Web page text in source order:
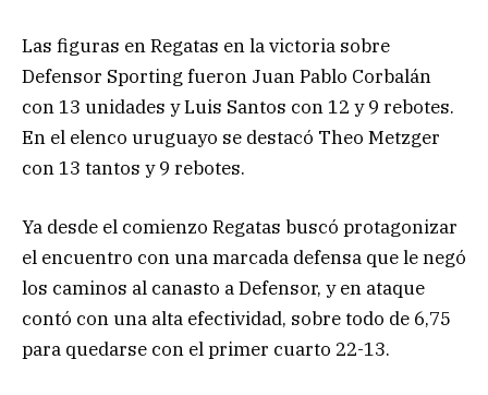
Las figuras en Regatas en la victoria sobre
Defensor Sporting fueron Juan Pablo Corbalán
con 13 unidades y Luis Santos con 12 y 9 rebotes.
En el elenco uruguayo se destacó Theo Metzger
con 13 tantos y 9 rebotes.
Ya desde el comienzo Regatas buscó protagonizar
el encuentro con una marcada defensa que le negó
los caminos al canasto a Defensor, y en ataque
contó con una alta efectividad, sobre todo de 6,75
para quedarse con el primer cuarto 22-13.